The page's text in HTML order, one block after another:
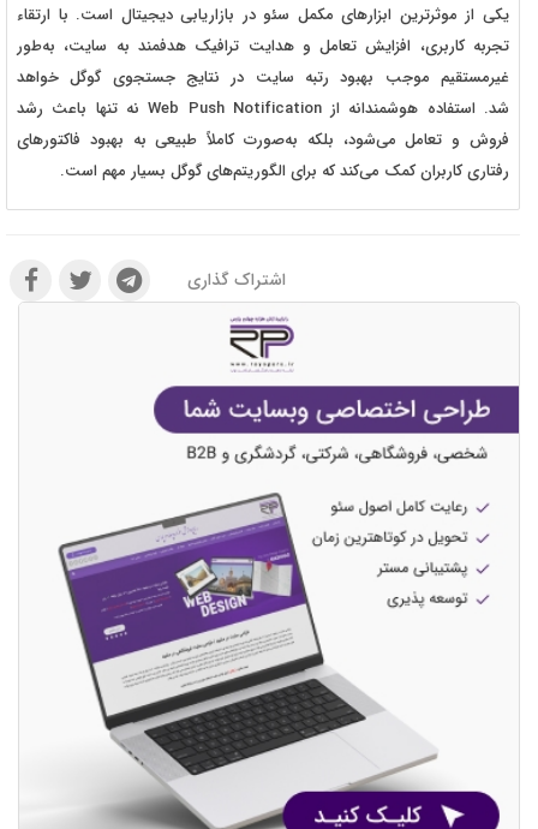
یکی از موثرترین ابزارهای مکمل سئو در بازاریابی دیجیتال است. با ارتقاء
تجربه کاربری، افزایش تعامل و هدایت ترافیک هدفمند به سایت، به‌طور
غیرمستقیم موجب بهبود رتبه سایت در نتایج جستجوی گوگل خواهد
شد. استفاده هوشمندانه ازWeb Push Notificationنه تنها باعث رشد
فروش و تعامل می‌شود، بلکه به‌صورت کاملاً طبیعی به بهبود فاکتورهای
رفتاری کاربران کمک می‌کند که برای الگوریتم‌های گوگل بسیار مهم است.
اشتراک گذاری